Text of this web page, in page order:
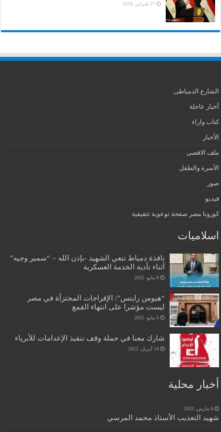
27 فبراير، 2016
الشارع الدمياطى
أخبار عاجلة
كتاب واراء
الأخبار
ملف الاقصى
الأسرة والطفل
صور
فيديو
كورونا مصر صفحة توعوية تثقيفية
اسلاميات
نافذة دمياط تنعي الشهيد -بإذن الله – “سمير وجيه”
أثناء تأدية الخدمة العسكرية
8 مايو، 2022
“هيومن رايتس”: الإفراجات المجتزأة في مصر
ليست مؤشرا على انتهاء القمع
5 مايو، 2022
شارك معنا في حملة وقف تنفيذ الإعدامات للأبرياء
24 أبريل، 2022
أخبار محلية
6 مارس، 2023
شهيد التعذيب الأستاذ محمد المرسي